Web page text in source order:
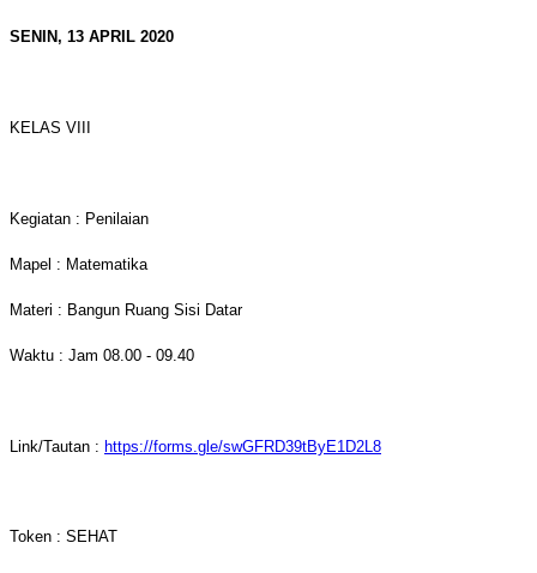
SENIN, 13 APRIL 2020
KELAS VIII
Kegiatan : Penilaian
Mapel : Matematika
Materi : Bangun Ruang Sisi Datar
Waktu : Jam 08.00 - 09.40
Link/Tautan : https://forms.gle/swGFRD39tByE1D2L8
Token : SEHAT